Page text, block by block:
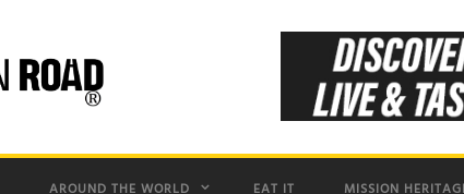
AROUND THE WORLD EAT IT MISSION